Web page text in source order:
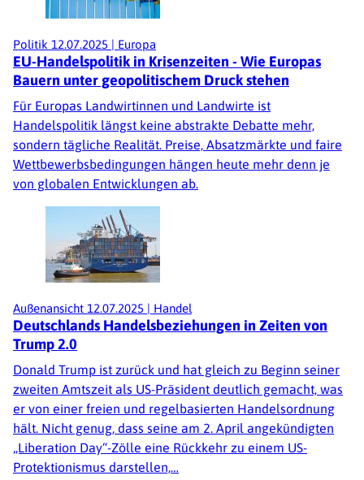
Politik 12.07.2025 | Europa
EU-Handelspolitik in Krisenzeiten - Wie Europas
Bauern unter geopolitischem Druck stehen
Für Europas Landwirtinnen und Landwirte ist
Handelspolitik längst keine abstrakte Debatte mehr,
sondern tägliche Realität. Preise, Absatzmärkte und faire
Wettbewerbsbedingungen hängen heute mehr denn je
von globalen Entwicklungen ab.
Außenansicht 12.07.2025 | Handel
Deutschlands Handelsbeziehungen in Zeiten von
Trump 2.0
Donald Trump ist zurück und hat gleich zu Beginn seiner
zweiten Amtszeit als US-Präsident deutlich gemacht, was
er von einer freien und regelbasierten Handelsordnung
hält. Nicht genug, dass seine am 2. April angekündigten
„Liberation Day“-Zölle eine Rückkehr zu einem US-
Protektionismus darstellen,…